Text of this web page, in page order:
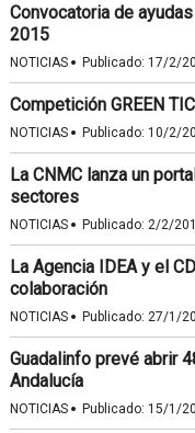
Convocatoria de
2015
NOTICIAS · Publicado: 17/2/
Competición GREEN
NOTICIAS · Publicado: 10/2/
La CNMC lanza un
sectores
NOTICIAS · Publicado: 2/2/
La Agencia IDEA y el
colaboración
NOTICIAS · Publicado: 27/1/
Guadalinfo prevé abrir
Andalucía
NOTICIAS · Publicado: 15/1/